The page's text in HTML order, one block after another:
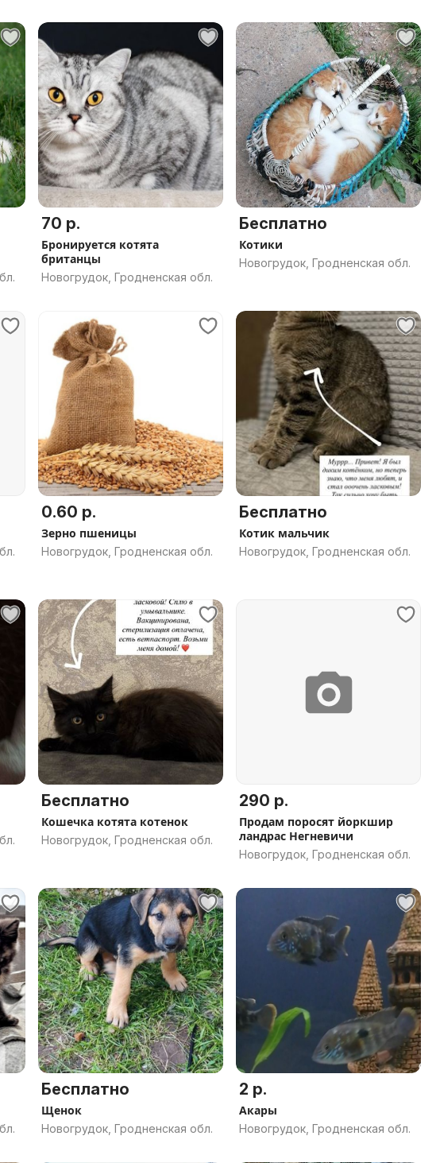
70 р.
Бронируется котята
британцы
Новогрудок, Гродненская обл.
Бесплатно
Котики
Новогрудок, Гродненская обл.
0.60 р.
Зерно пшеницы
Новогрудок, Гродненская обл.
Бесплатно
Котик мальчик
Новогрудок, Гродненская обл.
Бесплатно
Кошечка котята котенок
Новогрудок, Гродненская обл.
290 р.
Продам поросят йоркшир
ландрас Негневичи
Новогрудок, Гродненская обл.
Бесплатно
Щенок
Новогрудок, Гродненская обл.
2 р.
Акары
Новогрудок, Гродненская обл.